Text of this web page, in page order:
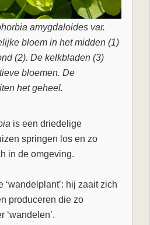
amygdaloides var.
bloem in het midden (1)
(2). De kelkbladen (3)
bloemen. De
het geheel.
is een driedelige
springen los en zo
in de omgeving.
‘wandelplant’: hij zaait zich
produceren die zo
‘wandelen’.